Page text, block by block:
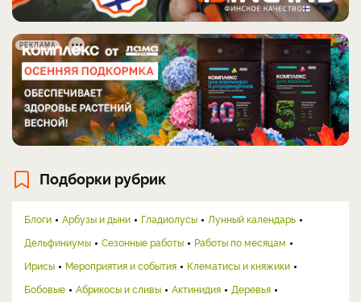
РЕКЛАМА
Подборки рубрик
Блоги Арбузы и дыни Гладиолусы
Лунный календарь
Дельфиниумы
Сезонные работы
Работы по месяцам
Ирисы
Мероприятия и события
Клематисы и княжики
Бобовые
Абрикосы и сливы Актинидия
Деревья